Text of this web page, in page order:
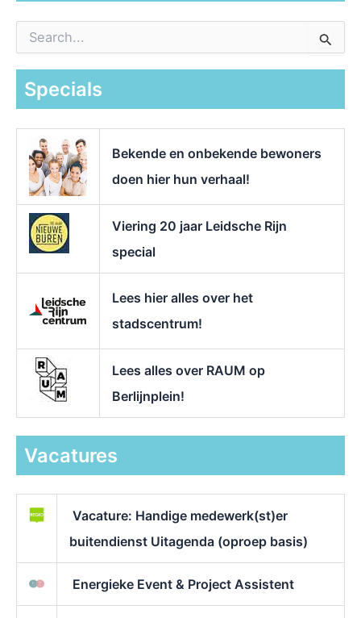
a
Specials
Bekende en onbekende bewoners
doen hier hun verhaal!
Viering 20 jaar Leidsche Rijn
special
Lees hier alles over het
stadscentrum!
Lees alles over RAUM op
Berlijnplein!
Vacatures
Vacature: Handige medewerk(st)er
buitendienst Uitagenda (oproep basis)
Energieke Event & Project Assistent